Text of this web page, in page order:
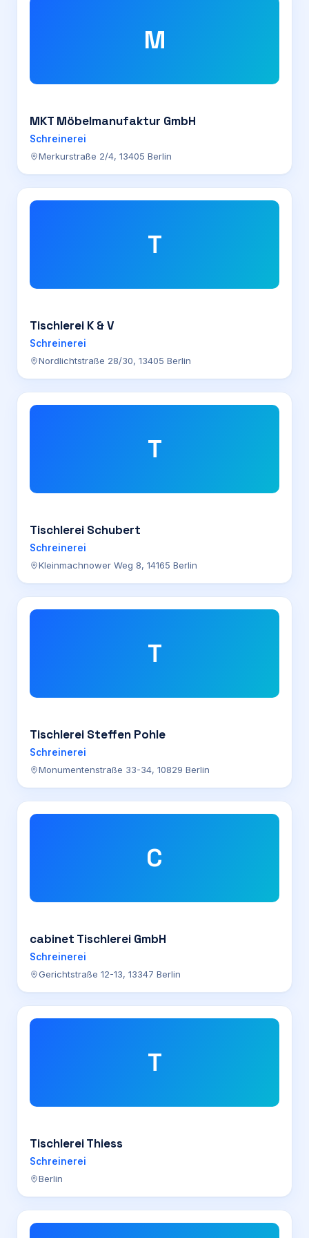
M
MKT Möbelmanufaktur GmbH
Schreinerei
Merkurstraße 2/4, 13405 Berlin
T
Tischlerei K & V
Schreinerei
Nordlichtstraße 28/30, 13405 Berlin
T
Tischlerei Schubert
Schreinerei
Kleinmachnower Weg 8, 14165 Berlin
T
Tischlerei Steffen Pohle
Schreinerei
Monumentenstraße 33-34, 10829 Berlin
C
cabinet Tischlerei GmbH
Schreinerei
Gerichtstraße 12-13, 13347 Berlin
T
Tischlerei Thiess
Schreinerei
Berlin